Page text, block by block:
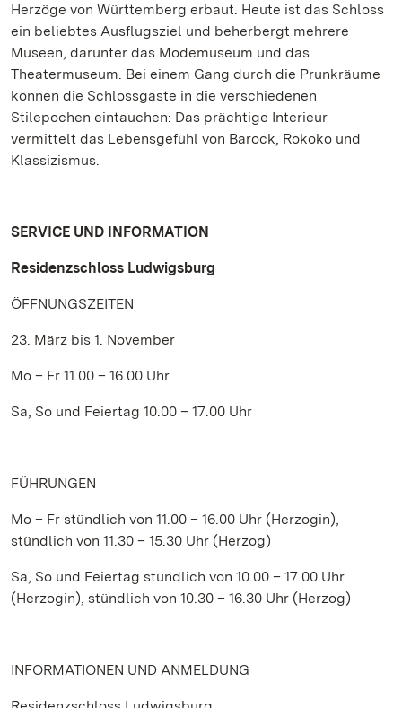
Herzöge von Württemberg erbaut. Heute ist das Schloss
ein beliebtes Ausflugsziel und beherbergt mehrere
Museen, darunter das Modemuseum und das
Theatermuseum. Bei einem Gang durch die Prunkräume
können die Schlossgäste in die verschiedenen
Stilepochen eintauchen: Das prächtige Interieur
vermittelt das Lebensgefühl von Barock, Rokoko und
Klassizismus.
SERVICE UND INFORMATION
Residenzschloss Ludwigsburg
ÖFFNUNGSZEITEN
23. März bis 1. November
Mo – Fr 11.00 – 16.00 Uhr
Sa, So und Feiertag 10.00 – 17.00 Uhr
FÜHRUNGEN
Mo – Fr stündlich von 11.00 – 16.00 Uhr (Herzogin),
stündlich von 11.30 – 15.30 Uhr (Herzog)
Sa, So und Feiertag stündlich von 10.00 – 17.00 Uhr
(Herzogin), stündlich von 10.30 – 16.30 Uhr (Herzog)
INFORMATIONEN UND ANMELDUNG